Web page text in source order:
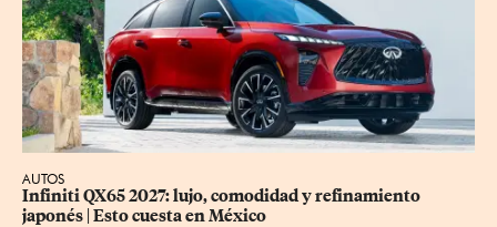
AUTOS
Infiniti QX65 2027: lujo, comodidad y refinamiento
japonés | Esto cuesta en México